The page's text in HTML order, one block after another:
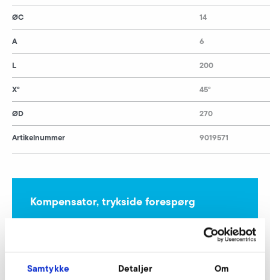
Samtykke Detaljer Om
ØC
A
L
X°
ØD
Artikelnummer
14
6
200
45°
270
9019571
Kompensator, trykside forespørg
Vores eksperter står til din rådighed.
Forespørg nu